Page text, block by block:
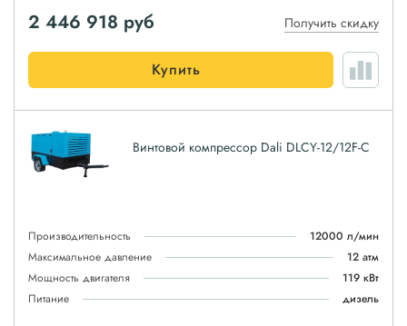
2 446 918 руб Получить скидку
Купить
Винтовой компрессор Dali DLCY-12/12F-C
Производительность
12000 л/мин
Максимальное давление
12 атм
Мощность двигателя
119 кВт
Питание
дизель